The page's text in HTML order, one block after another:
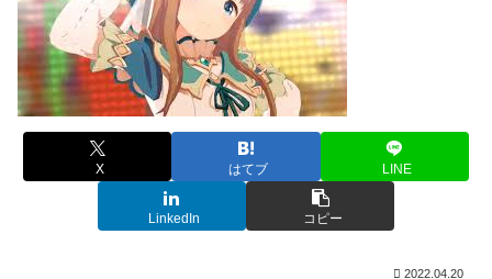
X はてブ LINE
LinkedIn コピー
2022.04.20